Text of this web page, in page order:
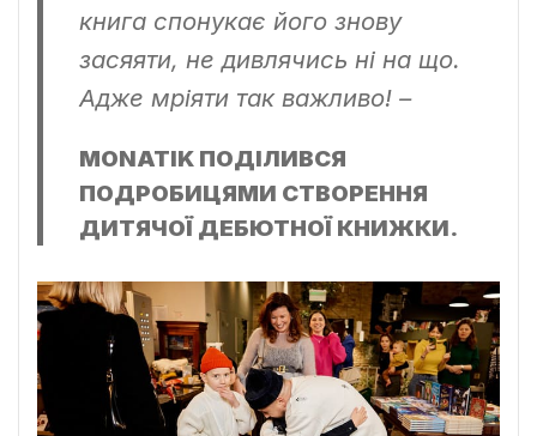
книга спонукає його знову
засяяти, не дивлячись ні на що.
Адже мріяти так важливо! –
MONATIK ПОДІЛИВСЯ
ПОДРОБИЦЯМИ СТВОРЕННЯ
ДИТЯЧОЇ ДЕБЮТНОЇ КНИЖКИ.